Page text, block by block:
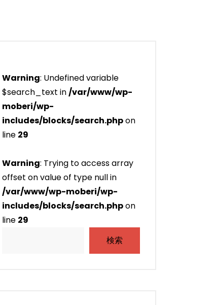
Warning: Undefined variable
$search_text in/var/www/wp-
moberi/wp-
includes/blocks/search.phpon
line 29
Warning: Trying to access array
offset on value of type null in
/var/www/wp-moberi/wp-
includes/blocks/search.phpon
line 29
検索